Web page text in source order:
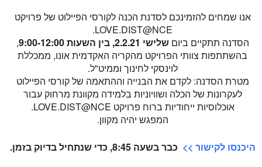
אנו שמחים להזמינכם לסדנת הכנה לקורסי הפיילוט של פרויקט
LOVE.DIST@NCE.
הסדנה תתקיים ביום שלישי 2.2.21, בין השעות 9:00-12:00
,
בהשתתפות צוותי הפרויקט מהקריה האקדמית אונו, ממכללת
לוינסקי לחינוך וממיט"ל.
מטרת הסדנה: לקדם את הבנייה וההתאמה של קורסי הפיילוט
לעקרונות של הכלה ושוויוניות בלמידה מקוונת מרחוק עבור
אוכלוסיות ייחודיות ברוח פרויקט LOVE.DIST@NCE.
המפגש יהיה מקוון.
היכנסו לקישור >> כבר בשעה 8:45, כדי שנתחיל בדיוק בזמן.